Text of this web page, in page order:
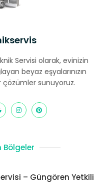
Servisi olarak, evinizin
beyaz eşyalarınızın
çözümler sunuyoruz.
Bölgeler
– Güngören Yetkili